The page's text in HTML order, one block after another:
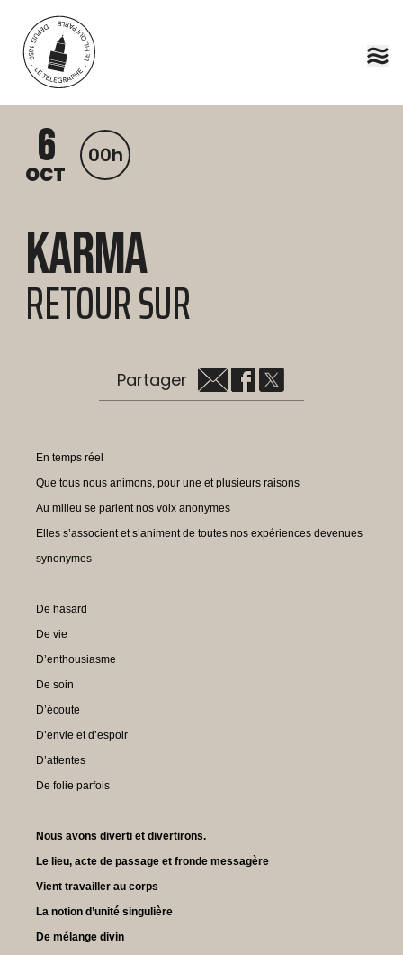
Aller au contenu principal
6
OCT
00h
Karma
RETOUR SUR
Partager
En temps réel
Que tous nous animons, pour une et plusieurs raisons
Au milieu se parlent nos voix anonymes
Elles s’associent et s’animent de toutes nos expériences devenues
synonymes
De hasard
De vie
D’enthousiasme
De soin
D’écoute
D’envie et d’espoir
D’attentes
De folie parfois
Nous avons diverti et divertirons.
Le lieu, acte de passage et fronde messagère
Vient travailler au corps
La notion d’unité singulière
De mélange divin